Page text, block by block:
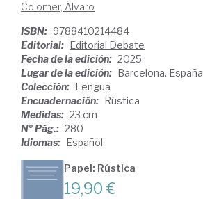
Colomer, Álvaro
ISBN: 9788410214484
Editorial: Editorial Debate
Fecha de la edición: 2025
Lugar de la edición: Barcelona. España
Colección: Lengua
Encuadernación: Rústica
Medidas: 23 cm
Nº Pág.: 280
Idiomas: Español
Papel: Rústica
19,90 €